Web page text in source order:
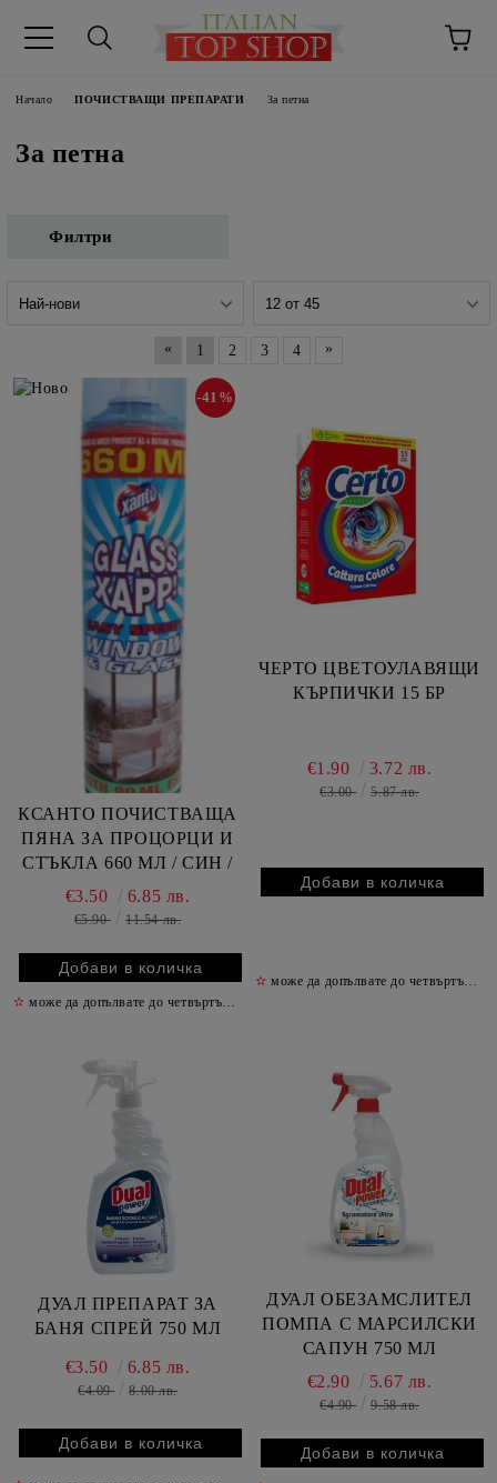
Начало ПОЧИСТВАЩИ ПРЕПАРАТИ За петна
За петна
Филтри
« 1 2 3 4 »
КСАНТО ПОЧИСТВАЩА
ПЯНА ЗА ПРОЦОРЦИ И
СТЪКЛА 660 МЛ / СИН /
-41%
€3.50 6.85 лв.
€5.90 11.54 лв.
✫ може да допълвате до четвъртък включително
ЧЕРТО ЦВЕТОУЛАВЯЩИ
КЪРПИЧКИ 15 БР
€1.90 3.72 лв.
€3.00 5.87 лв.
✫ може да допълвате до четвъртък включително
ДУАЛ ПРЕПАРАТ ЗА
БАНЯ СПРЕЙ 750 МЛ
€3.50 6.85 лв.
€4.09 8.00 лв.
ДУАЛ ОБЕЗАМСЛИТЕЛ
ПОМПА С МАРСИЛСКИ
САПУН 750 МЛ
€2.90
5.67 лв.
€4.90 9.58 лв.